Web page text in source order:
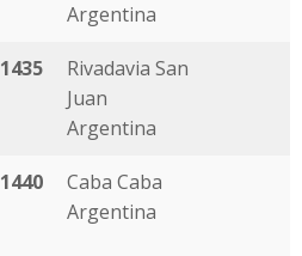
Argentina
1435
Rivadavia San
Juan
Argentina
1440
Caba Caba
Argentina